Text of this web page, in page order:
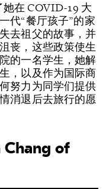
她在 COVID-19 大
代“餐厅孩子”的家
去祖父的故事，并
丧，这些政策使生
的一名学生，她解
，以及作为国际商
努力为同学们提供
消退后去旅行的愿
Chang of